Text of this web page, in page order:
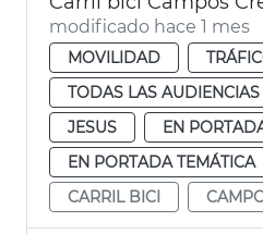
modificado hace 1 mes
MOVILIDAD
TODAS LAS AUDIENCIAS
JESUS
EN
EN PORTADA TEMÁTICA
CARRIL BICI